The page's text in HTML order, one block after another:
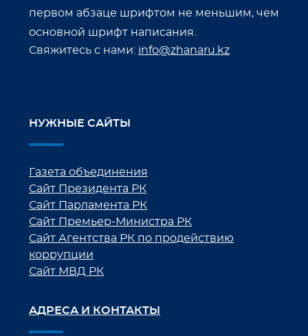
первом абзаце шрифтом не меньшим, чем
основной шрифт написания.
Свяжитесь с нами: info@zhanaru.kz
НУЖНЫЕ САЙТЫ
Газета объединения
Сайт Президента РК
Сайт Парламента РК
Сайт Премьер-Министра РК
Сайт Агентства РК по продействию
коррупции
Сайт МВД РК
АДРЕСА И КОНТАКТЫ